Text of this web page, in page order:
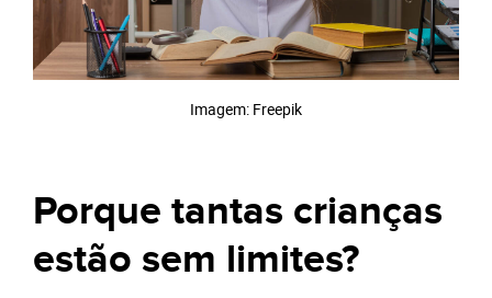
Imagem: Freepik
Porque tantas crianças
estão sem limites?